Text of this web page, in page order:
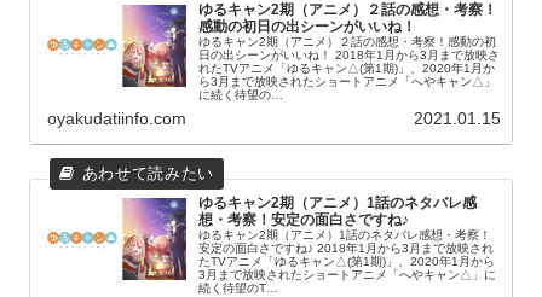
ゆるキャン2期（アニメ）２話の感想・考察！
感動の初日の出シーンがいいね！
ゆるキャン2期（アニメ）２話の感想・考察！感動の初
日の出シーンがいいね！ 2018年1月から3月まで放映さ
れたTVアニメ「ゆるキャン△(第1期)」、2020年1月か
ら3月まで放映されたショートアニメ「へやキャン△」
に続く待望の…
oyakudatiinfo.com 2021.01.15
ゆるキャン2期（アニメ）1話のネタバレ感
想・考察！安定の面白さですね♪
ゆるキャン2期（アニメ）1話のネタバレ感想・考察！
安定の面白さですね♪ 2018年1月から3月まで放映され
たTVアニメ「ゆるキャン△(第1期)」、2020年1月から
3月まで放映されたショートアニメ「へやキャン△」に
続く待望のT…